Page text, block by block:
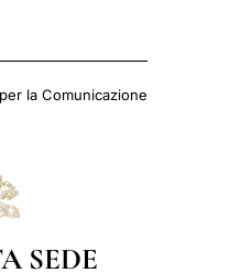
la Comunicazione
SEDE